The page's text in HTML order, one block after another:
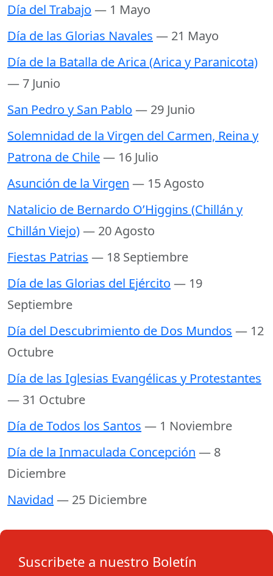
Día del Trabajo — 1 Mayo
Día de las Glorias Navales — 21 Mayo
Día de la Batalla de Arica (Arica y Paranicota)
— 7 Junio
San Pedro y San Pablo — 29 Junio
Solemnidad de la Virgen del Carmen, Reina y
Patrona de Chile— 16 Julio
Asunción de la Virgen — 15 Agosto
Natalicio de Bernardo O’Higgins (Chillán y
Chillán Viejo)— 20 Agosto
Fiestas Patrias — 18 Septiembre
Día de las Glorias del Ejército — 19
Septiembre
Día del Descubrimiento de Dos Mundos — 12
Octubre
Día de las Iglesias Evangélicas y Protestantes
— 31 Octubre
Día de Todos los Santos — 1 Noviembre
Día de la Inmaculada Concepción — 8
Diciembre
Navidad — 25 Diciembre
Suscribete a nuestro Boletín